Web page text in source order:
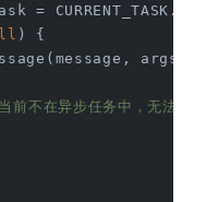
=
) {
args);
前不在异步任务中，无法